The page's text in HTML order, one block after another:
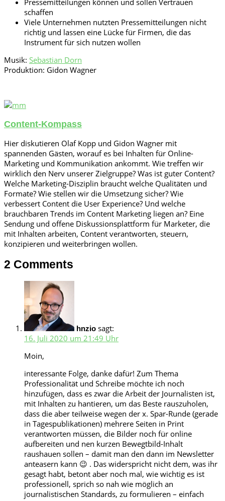
Pressemitteilungen können und sollen Vertrauen
schaffen
Viele Unternehmen nutzten Pressemitteilungen nicht
richtig und lassen eine Lücke für Firmen, die das
Instrument für sich nutzen wollen
Musik: Sebastian Dorn
Produktion: Gidon Wagner
Content-Kompass
Hier diskutieren Olaf Kopp und Gidon Wagner mit
spannenden Gästen, worauf es bei Inhalten für Online-
Marketing und Kommunikation ankommt. Wie treffen wir
wirklich den Nerv unserer Zielgruppe? Was ist guter Content?
Welche Marketing-Disziplin braucht welche Qualitäten und
Formate? Wie stellen wir die Umsetzung sicher? Wie
verbessert Content die User Experience? Und welche
brauchbaren Trends im Content Marketing liegen an? Eine
Sendung und offene Diskussionsplattform für Marketer, die
mit Inhalten arbeiten, Content verantworten, steuern,
konzipieren und weiterbringen wollen.
2 Comments
hnzio sagt:
16. Juli 2020 um 21:49 Uhr
Moin,
interessante Folge, danke dafür! Zum Thema
Professionalität und Schreibe möchte ich noch
hinzufügen, dass es zwar die Arbeit der Journalisten ist,
mit Inhalten zu hantieren, um das Beste rauszuholen,
dass die aber teilweise wegen der x. Spar-Runde (gerade
in Tagespublikationen) mehrere Seiten in Print
verantworten müssen, die Bilder noch für online
aufbereiten und nen kurzen Bewegtbild-Inhalt
raushauen sollen – damit man den dann im Newsletter
anteasern kann 😉 . Das widerspricht nicht dem, was ihr
gesagt habt, betont aber noch mal, wie wichtig es ist
professionell, sprich so nah wie möglich an
journalistischen Standards, zu formulieren – einfach